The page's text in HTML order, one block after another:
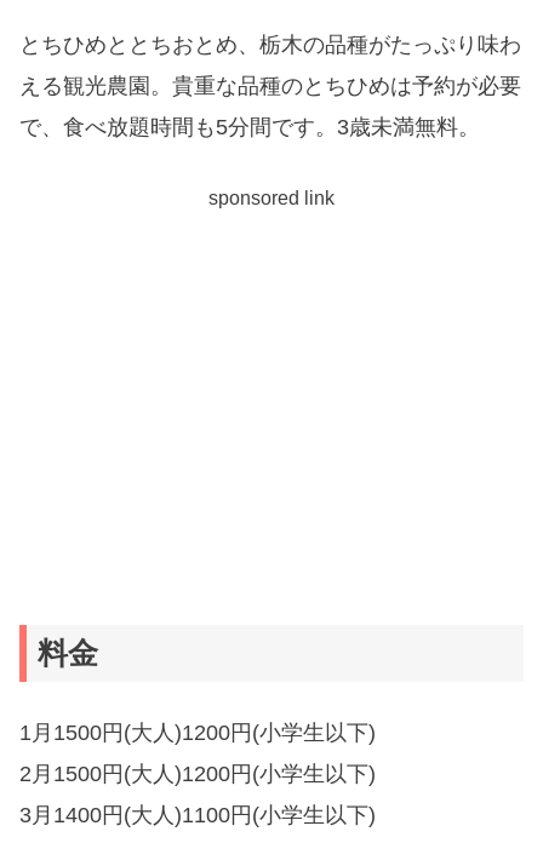
とちひめととちおとめ、栃木の品種がたっぷり味わ
える観光農園。貴重な品種のとちひめは予約が必要
で、食べ放題時間も5分間です。3歳未満無料。
sponsored link
料金
1月1500円(大人)1200円(小学生以下)
2月1500円(大人)1200円(小学生以下)
3月1400円(大人)1100円(小学生以下)